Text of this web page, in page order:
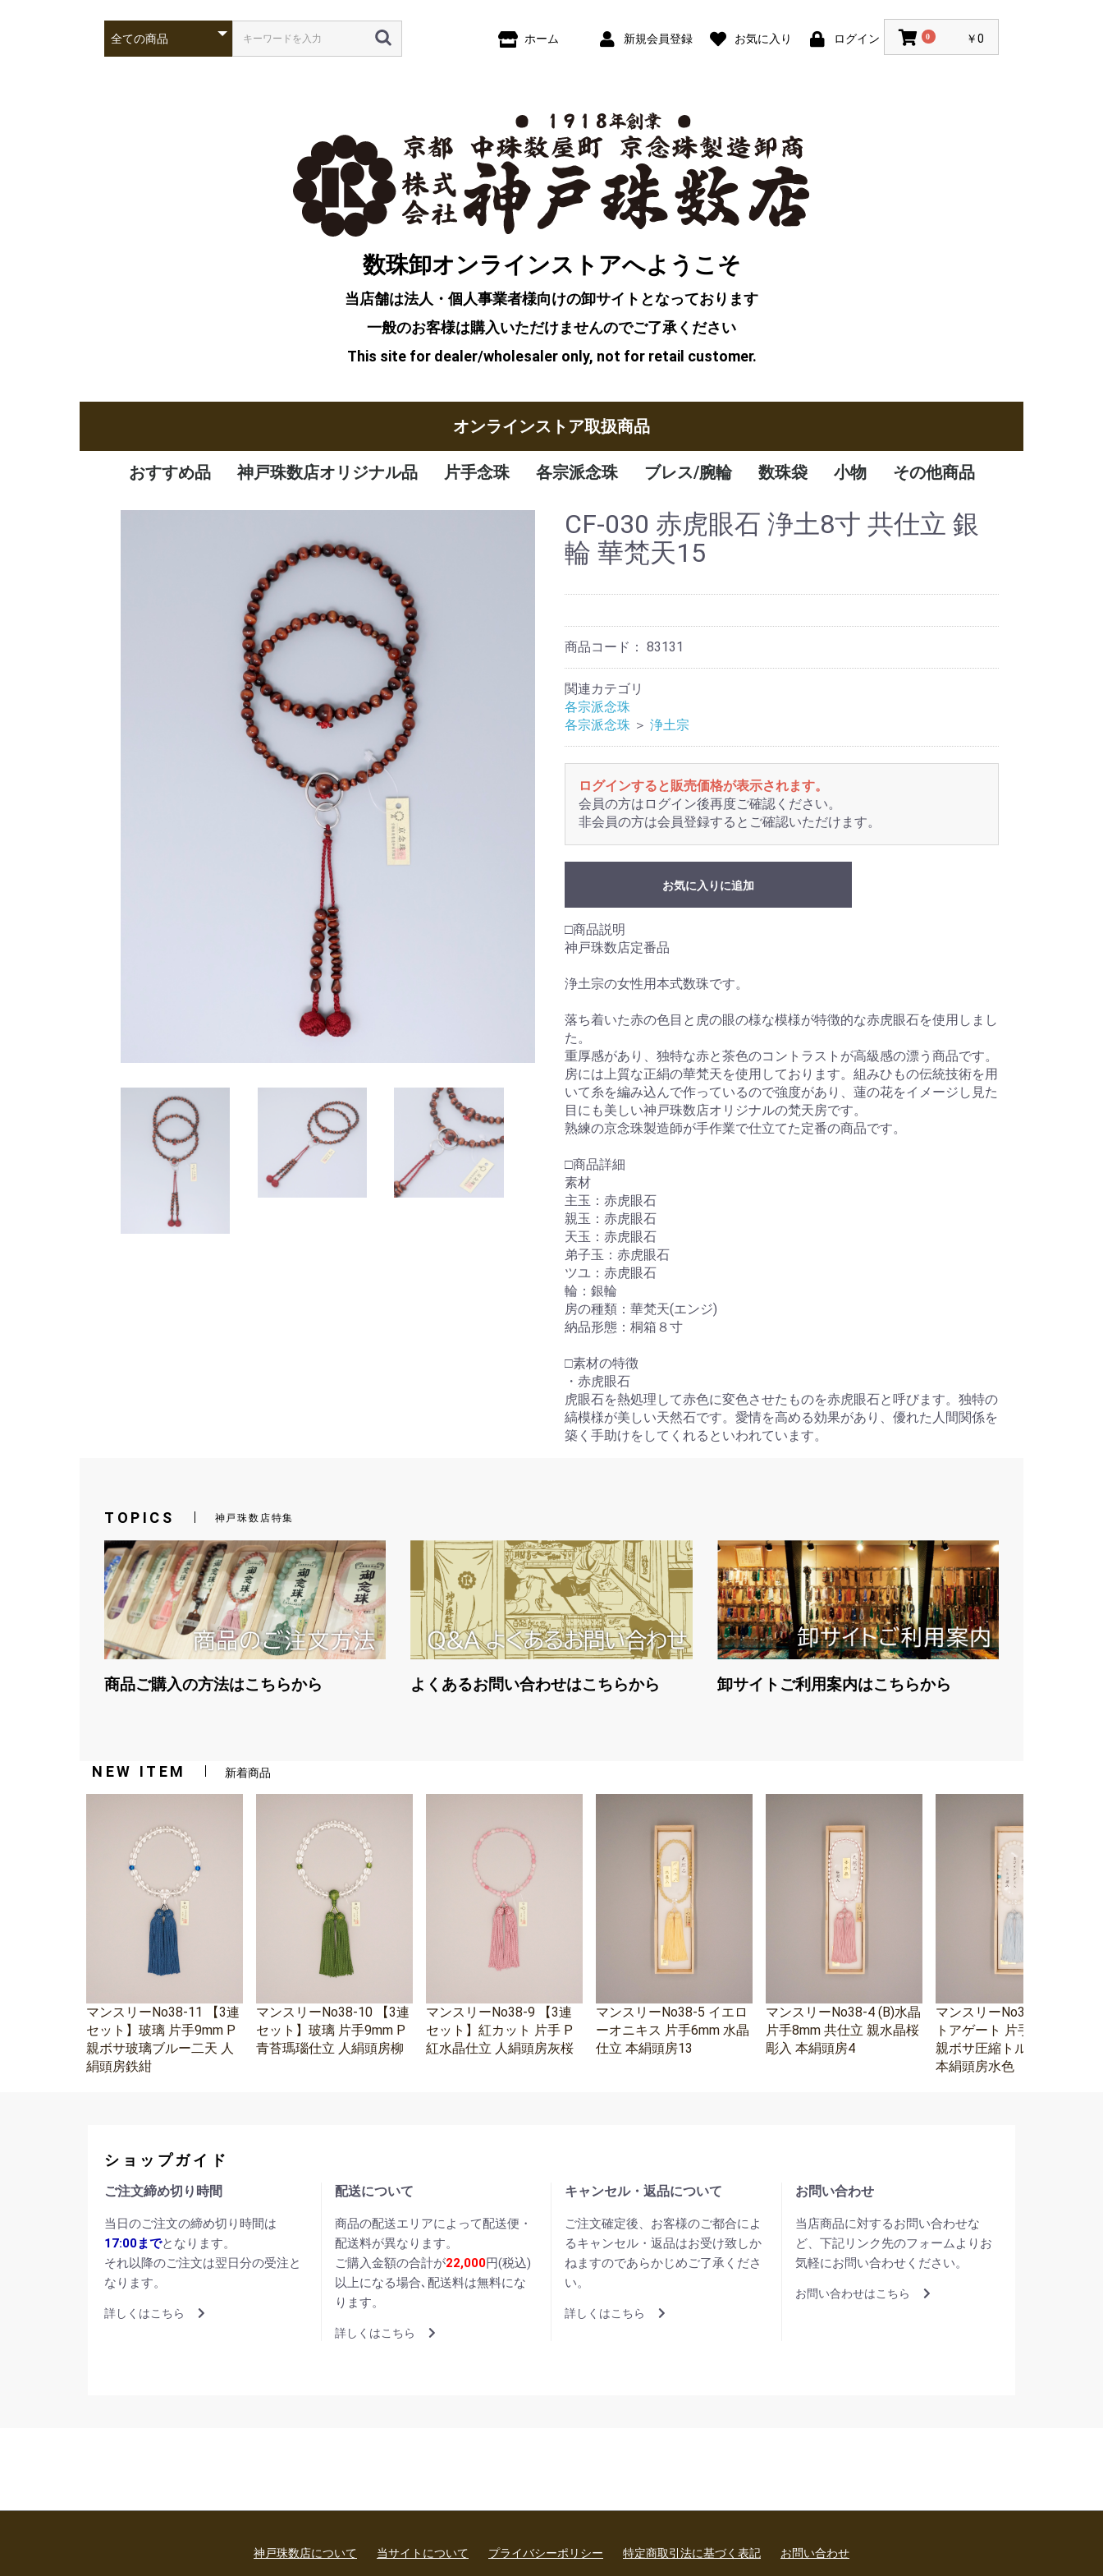
ホーム 新規会員登録 お気に入り ログイン 0 ￥0
数珠卸オンラインストアへようこそ
当店舗は法人・個人事業者様向けの卸サイトとなっております
一般のお客様は購入いただけませんのでご了承ください
This site for dealer/wholesaler only, not for retail customer.
オンラインストア取扱商品
おすすめ品
新商品
定番品
逸品
特価品
神戸珠数店オリジナル品
オリジナル品
一凛
清水焼
片手念珠
女性
男性
子供
各宗派念珠
曹洞宗
臨済宗
天台宗
真言宗
日蓮宗
浄土宗
浄土真宗
ブレス/腕輪
腕輪
ブレスレット
数珠袋
数珠袋
ふくさ
小物
アクセサリー
その他商品
数珠箱
CF-030 赤虎眼石 浄土8寸 共仕立 銀
輪 華梵天15
商品コード： 83131
関連カテゴリ
各宗派念珠
各宗派念珠 ＞ 浄土宗
ログインすると販売価格が表示されます。
会員の方はログイン後再度ご確認ください。
非会員の方は会員登録するとご確認いただけます。
カートへ進む
お気に入りに追加
□商品説明
神戸珠数店定番品
浄土宗の女性用本式数珠です。
落ち着いた赤の色目と虎の眼の様な模様が特徴的な赤虎眼石を使用しまし
た。
重厚感があり、独特な赤と茶色のコントラストが高級感の漂う商品です。
房には上質な正絹の華梵天を使用しております。組みひもの伝統技術を用
いて糸を編み込んで作っているので強度があり、蓮の花をイメージし見た
目にも美しい神戸珠数店オリジナルの梵天房です。
熟練の京念珠製造師が手作業で仕立てた定番の商品です。
□商品詳細
素材
主玉：赤虎眼石
親玉：赤虎眼石
天玉：赤虎眼石
弟子玉：赤虎眼石
ツユ：赤虎眼石
輪：銀輪
房の種類：華梵天(エンジ)
納品形態：桐箱８寸
□素材の特徴
・赤虎眼石
虎眼石を熱処理して赤色に変色させたものを赤虎眼石と呼びます。独特の
縞模様が美しい天然石です。愛情を高める効果があり、優れた人間関係を
築く手助けをしてくれるといわれています。
TOPICS 神戸珠数店特集
商品ご購入の方法はこちらから よくあるお問い合わせはこちらから 卸サイトご利用案内はこちらから
NEW ITEM 新着商品
マンスリーNo38-11 【3連
セット】玻璃 片手9mm P
親ボサ玻璃ブルー二天 人
絹頭房鉄紺
マンスリーNo38-10 【3連
セット】玻璃 片手9mm P
青苔瑪瑙仕立 人絹頭房柳
マンスリーNo38-9 【3連
セット】紅カット 片手 P
紅水晶仕立 人絹頭房灰桜
マンスリーNo38-5 イエロ
ーオニキス 片手6mm 水晶
仕立 本絹頭房13
マンスリーNo38-4 (B)水晶
片手8mm 共仕立 親水晶桜
彫入 本絹頭房4
マンスリーNo38-3 ホワイ
トアゲート 片手8mm 水晶
親ボサ圧縮トルコ石二天
本絹頭房水色
ショップガイド
ご注文締め切り時間
当日のご注文の締め切り時間は
17:00までとなります。
それ以降のご注文は翌日分の受注と
なります。
詳しくはこちら
配送について
商品の配送エリアによって配送便・
配送料が異なります。
ご購入金額の合計が22,000円(税込)
以上になる場合､配送料は無料にな
ります。
詳しくはこちら
キャンセル・返品について
ご注文確定後、お客様のご都合によ
るキャンセル・返品はお受け致しか
ねますのであらかじめご了承くださ
い。
詳しくはこちら
お問い合わせ
当店商品に対するお問い合わせな
ど、下記リンク先のフォームよりお
気軽にお問い合わせください。
お問い合わせはこちら
神戸珠数店について 当サイトについて プライバシーポリシー 特定商取引法に基づく表記 お問い合わせ